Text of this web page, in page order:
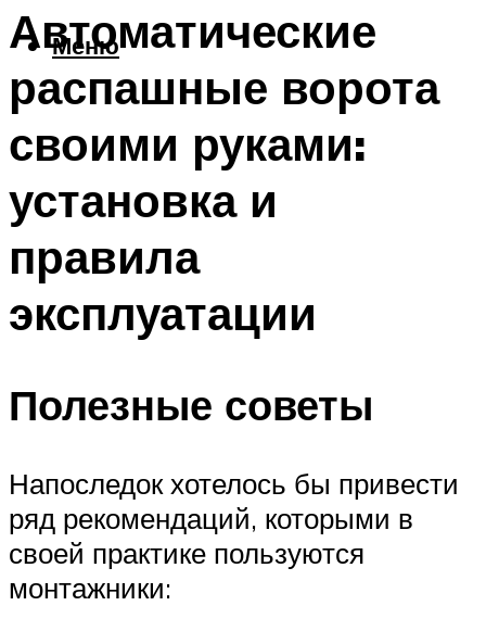
Меню
Автоматические
распашные ворота
своими руками:
установка и
правила
эксплуатации
Полезные советы
Напоследок хотелось бы привести
ряд рекомендаций, которыми в
своей практике пользуются
монтажники: